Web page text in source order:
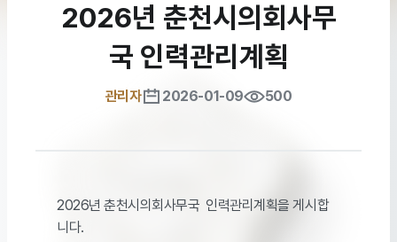
2026년 춘천시의회사무
국 인력관리계획
관리자 2026-01-09 500
2026년 춘천시의회사무국 인력관리계획을 게시합
니다.